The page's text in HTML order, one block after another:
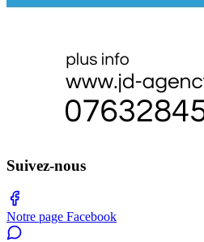
Suivez-nous
Notre page Facebook